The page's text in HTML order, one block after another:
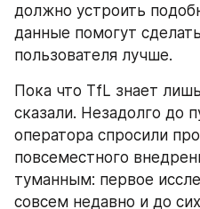
должно устроить
данные помогут
пользователя лучше.
Пока что TfL знает
сказали. Незадолго до
оператора спросили
повсеместного
туманным: первое
совсем недавно и до